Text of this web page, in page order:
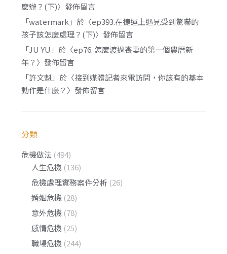
麼辦？(下)〉發佈留言
「watermark 」於〈ep393.在捷運上遇見受到驚嚇的
孩子該怎麼處理？(下)〉發佈留言
「JU YU 」於〈ep76. 怎麼渡過喪妻的第一個農曆新
年？ 〉發佈留言
「許文魁」於〈接到媒體記者來電訪問，你該有的基本
動作是什麼？ 〉發佈留言
分類
危機做法 (494)
人生危機 (136)
危機處理實務案件分析 (26)
婚姻危機 (28)
意外危機 (78)
感情危機 (25)
職場危機 (244)